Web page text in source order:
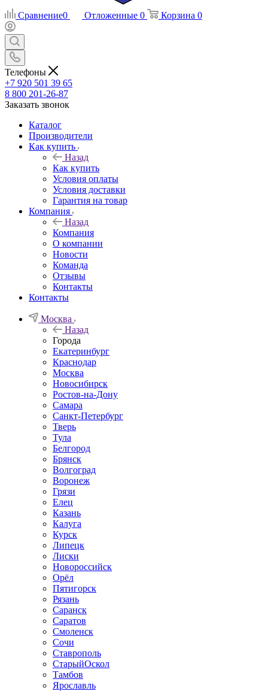
Сравнение0 Отложенные 0 Корзина 0
Телефоны
+7 920 501 39 65
8 800 201-26-87
Заказать звонок
Каталог
Производители
Как купить
Назад
Как купить
Условия оплаты
Условия доставки
Гарантия на товар
Компания
Назад
Компания
О компании
Новости
Команда
Отзывы
Контакты
Контакты
Москва
Назад
Города
Екатеринбург
Краснодар
Москва
Новосибирск
Ростов-на-Дону
Самара
Санкт-Петербург
Тверь
Тула
Белгород
Брянск
Волгоград
Воронеж
Грязи
Елец
Казань
Калуга
Курск
Липецк
Лиски
Новороссийск
Орёл
Пятигорск
Рязань
Саранск
Саратов
Смоленск
Сочи
Ставрополь
СтарыйОскол
Тамбов
Ярославль